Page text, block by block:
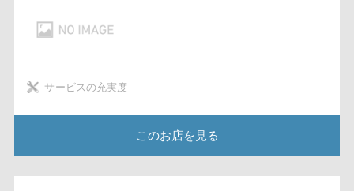
サービスの充実度
このお店を見る